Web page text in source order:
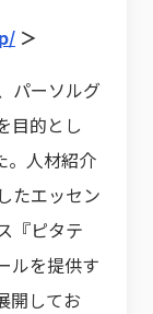
＞
パーソルグ
目的とし
。人材紹介
たエッセン
『ピタテ
ルを提供す
開してお